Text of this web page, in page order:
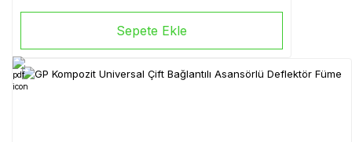
Sepete Ekle